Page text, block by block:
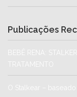
Publicações
BEBÊ RENA:
TRATAMENTO
O Stalkear –